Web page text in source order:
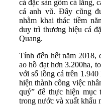
cá đặc sản gồm cá lăng,
cá anh vũ. Đây cũng
nhằm khai thác tiềm
duy trì thương hiệu cá
Quang.
Tính đến hết năm 2018,
ao hồ đạt hơn 3.200ha,
với số lồng cá trên
hiện thành công việc
quý” để thực hiện mục
trong nước và xuất khẩu